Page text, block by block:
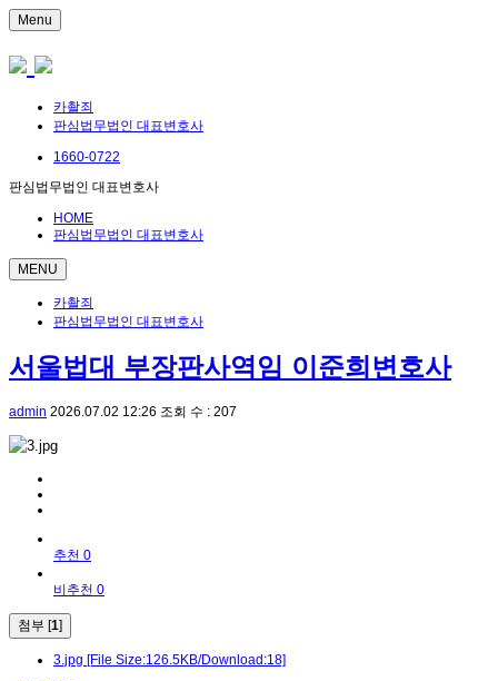
Menu
카촬죄
판심법무법인 대표변호사
1660-0722
판심법무법인 대표변호사
HOME
판심법무법인 대표변호사
MENU
카촬죄
판심법무법인 대표변호사
서울법대 부장판사역임 이준희변호사
admin 2026.07.02 12:26 조회 수 : 207
추천 0
비추천 0
첨부 [1]
3.jpg [File Size:126.5KB/Download:18]